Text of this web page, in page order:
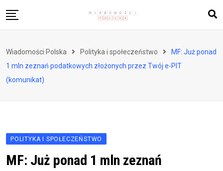
to
Zdrowie i styl życia
Polityka i społeczeństwo
Wiadomości Polska Polityka i społeczeństwo
MF: Już ponad
1 mln zeznań podatkowych złożonych przez Twój e-PIT
(komunikat)
POLITYKA I SPOŁECZEŃSTWO
MF: Już ponad 1 mln zeznań